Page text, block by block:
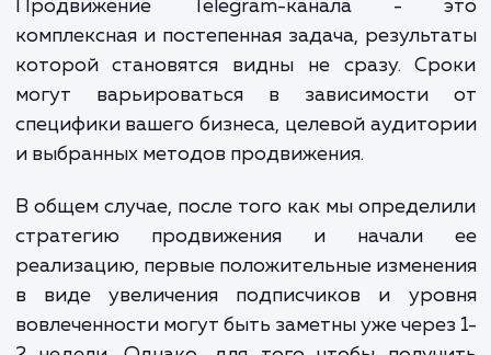
тематик и размеров и знает, как привлечь и
аудиторию в Telegram.
Стоимость продвижения Telegram-канала
варьируется в зависимости от того, какие задачи
стоят перед нами. Базовый пакет услуг,
подготовку контента и его публикацию, может
услуг, таких как таргетированная реклама,
сотрудничество с другими каналами или
конкурсов и акций, стоимость может
30 000-40 000 рублей в месяц и выше.